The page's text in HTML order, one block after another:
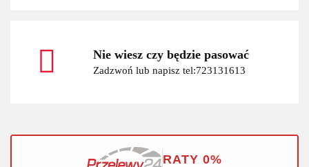
Nie wiesz czy będzie pasować
Zadzwoń lub napisz tel:723131613
RATY 0%